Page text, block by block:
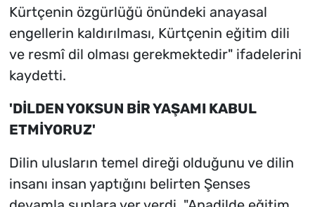
Kürtçenin özgürlüğü önündeki anayasal
engellerin kaldırılması, Kürtçenin eğitim dili
ve resmî dil olması gerekmektedir" ifadelerini
kaydetti.
'DİLDEN YOKSUN BİR YAŞAMI KABUL
ETMİYORUZ'
Dilin ulusların temel direği olduğunu ve dilin
insanı insan yaptığını belirten Şenses